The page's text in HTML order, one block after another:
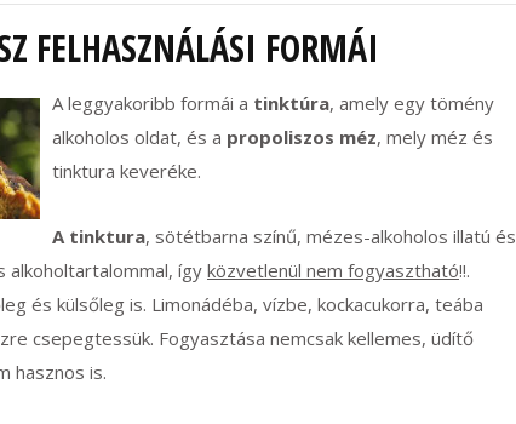
FELHASZNÁLÁSI FORMÁI
A leggyakoribb formái a tinktúra, amely egy tömény
alkoholos oldat, és a propoliszos méz, mely méz és
tinktura keveréke.
A tinktura, sötétbarna színű, mézes-alkoholos illatú és
alkoholtartalommal, ígyközvetlenül nem fogyasztható!!.
és külsőleg is. Limonádéba, vízbe, kockacukorra, teába
csepegtessük. Fogyasztása nemcsak kellemes, üdítő
hasznos is.